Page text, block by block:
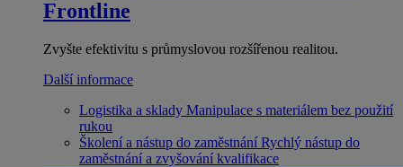
Frontline
Zvyšte efektivitu s průmyslovou rozšířenou realitou.
Další informace
Logistika a sklady Manipulace s materiálem bez použití
rukou
Školení a nástup do zaměstnání Rychlý nástup do
zaměstnání a zvyšování kvalifikace